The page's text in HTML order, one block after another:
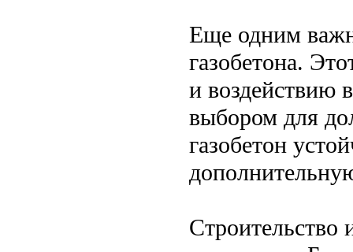
Еще одним
газобетона.
и воздействию
выбором для
газобетон
Строительство